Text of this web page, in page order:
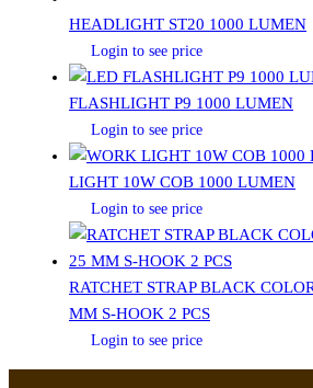
HEADLIGHT ST20 1000 LUMEN
Login to see price
FLASHLIGHT P9 1000 LUMEN
Login to see price
LIGHT 10W COB 1000 LUMEN
Login to see price
RATCHET STRAP BLACK
MM S-HOOK 2 PCS
Login to see price